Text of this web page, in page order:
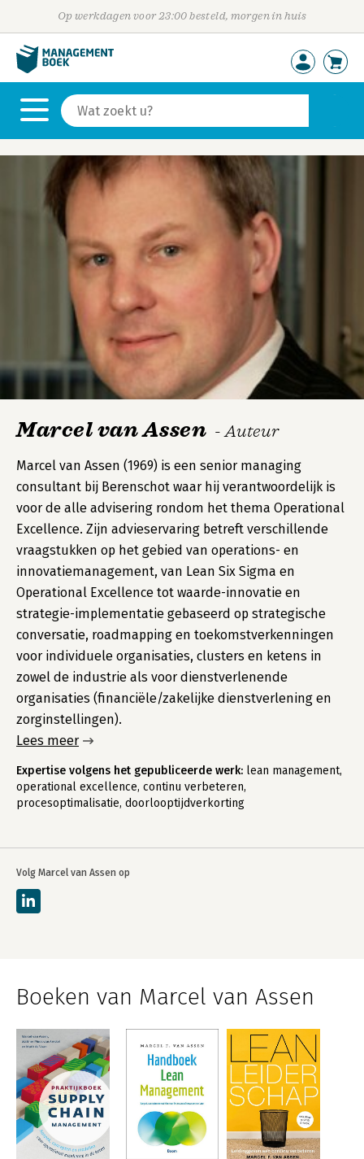
Op werkdagen voor 23:00 besteld, morgen in huis
Volg Marcel van Assen op
Marcel van Assen - Auteur
Marcel van Assen (1969) is een senior managing
consultant bij Berenschot waar hij verantwoordelijk is
voor de alle advisering rondom het thema Operational
Excellence. Zijn advieservaring betreft verschillende
vraagstukken op het gebied van operations- en
innovatiemanagement, van Lean Six Sigma en
Operational Excellence tot waarde-innovatie en
strategie-implementatie gebaseerd op strategische
conversatie, roadmapping en toekomstverkenningen
voor individuele organisaties, clusters en ketens in
zowel de industrie als voor dienstverlenende
organisaties (financiële/zakelijke dienstverlening en
zorginstellingen).
Lees meer
Expertise volgens het gepubliceerde werk: lean management,
operational excellence, continu verbeteren,
procesoptimalisatie, doorlooptijdverkorting
Boeken van Marcel van Assen